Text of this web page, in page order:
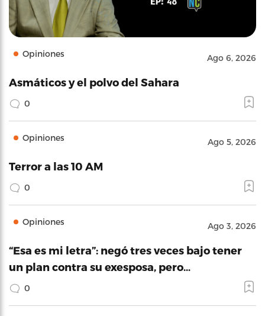
Opiniones Ago 6, 2026
Asmáticos y el polvo del Sahara
0
Opiniones Ago 5, 2026
Terror a las 10 AM
0
Opiniones Ago 3, 2026
“Esa es mi letra”: negó tres veces bajo tener
un plan contra su exesposa, pero…
0